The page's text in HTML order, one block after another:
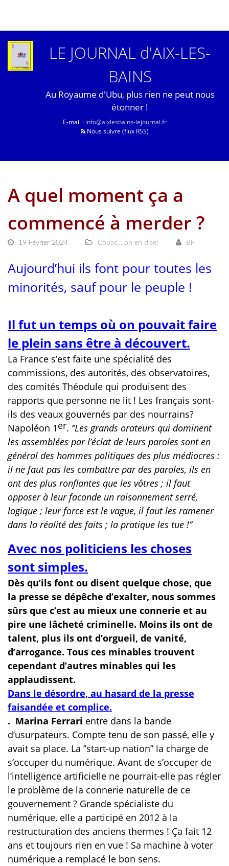
LE JOURNAL d'AIX-LES-
BAINS
Au Royaume d'Ubu, plus rien ne peut nous
étonner !
E-mail : info@aixlesbains-lejournal.fr
Nous suivre (flux RSS)
A quel moment ça a
commencé à merder ?
19 Février 2024 Couac... on en dise! BF
Aujourd’hui ils font pour toutes les
minorités, sauf pour le peuple !
Il fut un temps où on pouvait faire
le plein sans être à découvert.
La France s’est faite une spécialité des
commissions, des autorités, des observatoires,
des comités Théodule qui produisent des
rapports que personne ne lit ! Les français sont-
ils des veaux gouvernés par des nourrains?
Napoléon 1er. ‘’Les grands orateurs qui dominent
les assemblées par l’éclat de leurs paroles sont en
général des hommes politiques des plus médiocres :
il ne faut pas les combattre par des paroles, ils en
ont des plus ronflantes que les vôtres ; il faut
opposer à leur faconde un raisonnement serré,
logique ; leur force est le vague, il faut les ramener
dans la réalité des faits ; la pratique les tue !’’
Avec nos politiciens les choses
sont simples.
Dès qu’ils font ou disent quelque chose, que
la presse se dépêche d’exalter, nous sommes
sûrs que c’est au mieux une connerie et au
pire une lâcheté criminelle. Moins ils ont de
talent, plus ils ont d’orgueil, de vanité,
d’arrogance. Tous ces minables trouvent
cependant d’autres minables qui les
applaudissent.
Dans le désordre, au hasard de la presse
faisandée et complice.
. Marina Ferrari entre dans la bande
d’usurpateurs. Compte tenu de son passé, elle y
avait sa place. La ‘’start-up nation’’ la charge de
s’occuper du numérique. Avant de s’occuper de
l’intelligence artificielle ne pourrait-elle pas régler
le problème de la connerie naturelle de ce
gouvernement ? Grande spécialiste du
numérique, elle a participé en 2012 à la
restructuration des anciens thermes ! Ça fait 12
ans et toujours rien en vue ! Sa machine à voter
numérique a remplacé le bon sens.